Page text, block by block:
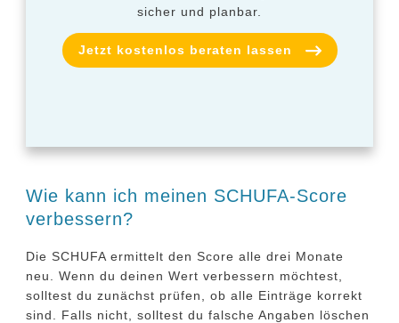
sicher und planbar.
Jetzt kostenlos beraten lassen
Wie kann ich meinen SCHUFA-Score
verbessern?
Die SCHUFA ermittelt den Score alle drei Monate
neu. Wenn du deinen Wert verbessern möchtest,
solltest du zunächst prüfen, ob alle Einträge korrekt
sind. Falls nicht, solltest du falsche Angaben löschen